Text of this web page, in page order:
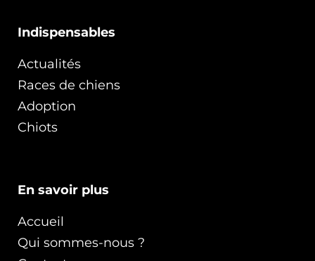
Indispensables
Actualités
Races de chiens
Adoption
Chiots
En savoir plus
Accueil
Qui sommes-nous ?